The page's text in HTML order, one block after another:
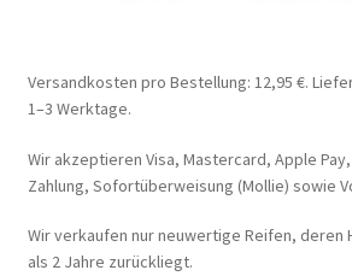
Versandkosten pro Bestellung: 12,95 €.
1–3 Werktage.
Wir akzeptieren Visa, Mastercard, Apple Pay,
Zahlung, Sofortüberweisung (Mollie) sowie
Wir verkaufen nur neuwertige Reifen, deren
als 2 Jahre zurückliegt.